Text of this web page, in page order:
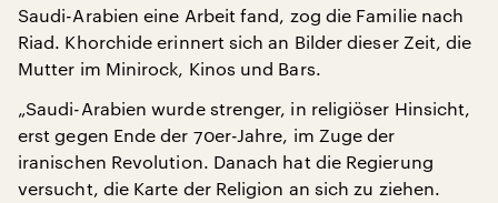
Saudi-Arabien eine Arbeit fand, zog die Familie nach
Riad. Khorchide erinnert sich an Bilder dieser Zeit, die
Mutter im Minirock, Kinos und Bars.
„Saudi-Arabien wurde strenger, in religiöser Hinsicht,
erst gegen Ende der 70er-Jahre, im Zuge der
iranischen Revolution. Danach hat die Regierung
versucht, die Karte der Religion an sich zu ziehen.